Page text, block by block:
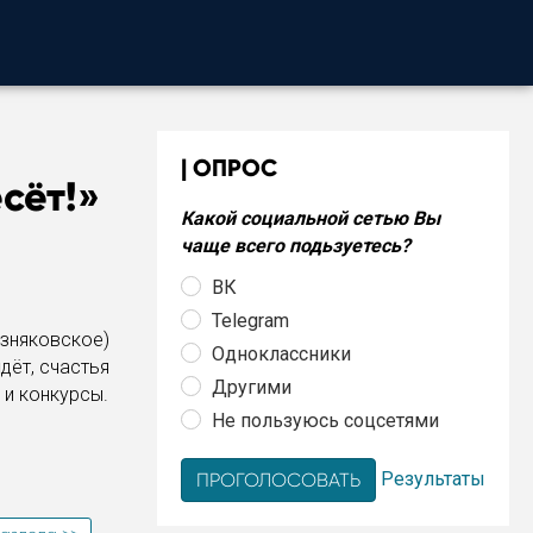
счастья
конкурсы.
ОПРОС
Какой социальной сетью Вы
чаще всего подьзуетесь?
ВК
Telegram
Одноклассники
Другими
Не пользуюсь соцсетями
Результаты